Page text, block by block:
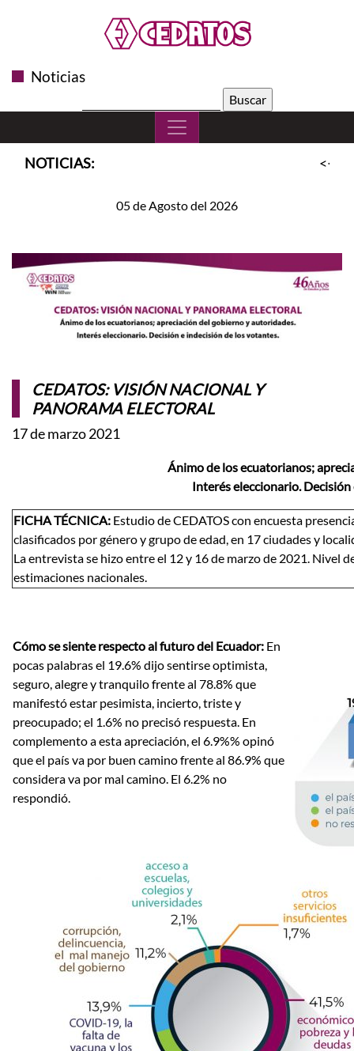
Noticias
NOTICIAS: <<
05 de Agosto del 2026
CEDATOS: VISIÓN NACIONAL Y
PANORAMA ELECTORAL
17 de marzo 2021
Ánimo de los ecuatorianos;
Interés eleccionario.
FICHA TÉCNICA: Estudio de CEDATOS con encuesta
clasificados por género y grupo de edad, en 17 ciudades y
La entrevista se hizo entre el 12 y 16 de marzo de 2021. Nivel
estimaciones nacionales.
Cómo se siente respecto al futuro del Ecuador: En
pocas palabras el 19.6% dijo sentirse optimista,
seguro, alegre y tranquilo frente al 78.8% que
manifestó estar pesimista, incierto, triste y
preocupado; el 1.6% no precisó respuesta. En
complemento a esta apreciación, el 6.9%% opinó
que el país va por buen camino frente al 86.9% que
considera va por mal camino. El 6.2% no
respondió.